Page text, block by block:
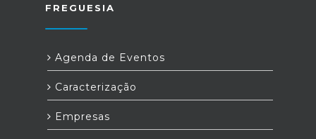
FREGUESIA
Agenda de Eventos
Caracterização
Empresas